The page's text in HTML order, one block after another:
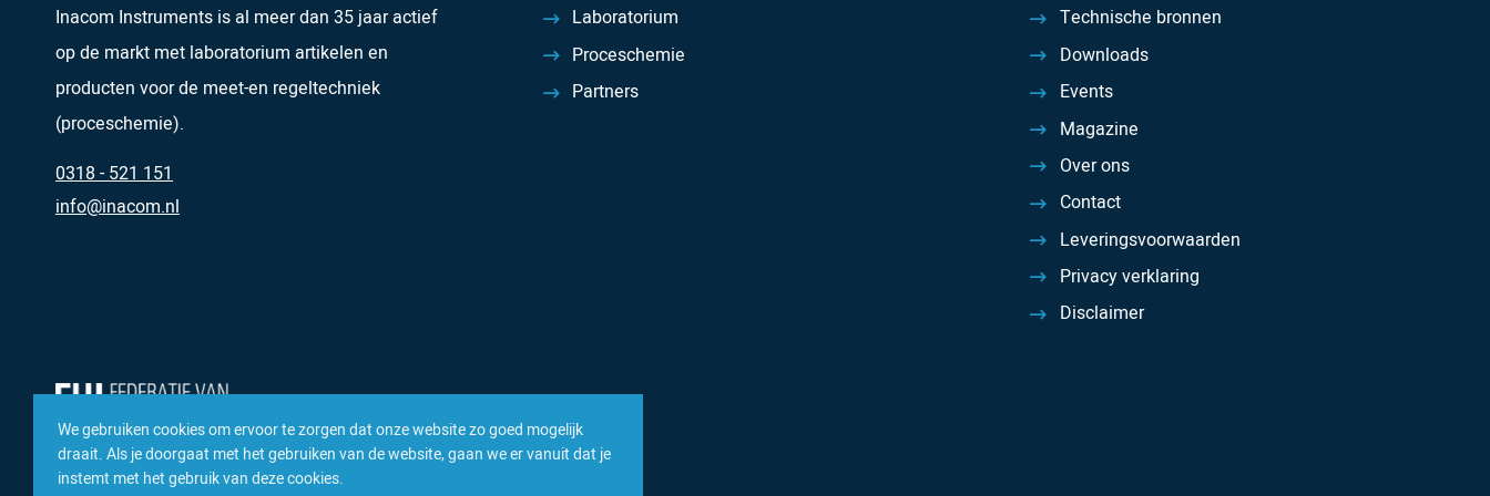
Inacom Instruments is al meer dan 35 jaar actief
op de markt met laboratorium artikelen en
producten voor de meet-en regeltechniek
(proceschemie).
0318 - 521 151
info@inacom.nl
Laboratorium
Proceschemie
Partners
Technische bronnen
Downloads
Events
Magazine
Over ons
Contact
Leveringsvoorwaarden
Privacy verklaring
Disclaimer
We gebruiken cookies om ervoor te zorgen dat onze website zo goed mogelijk
draait. Als je doorgaat met het gebruiken van de website, gaan we er vanuit dat je
instemt met het gebruik van deze cookies.